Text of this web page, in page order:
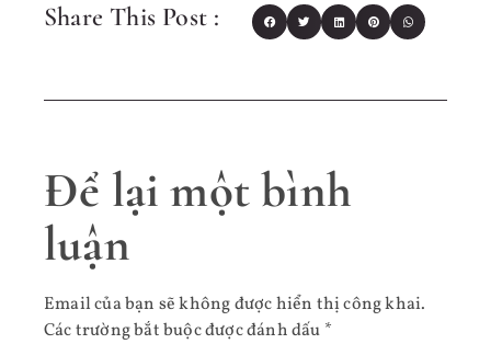
Share This Post :
Để lại một bình
luận
Email của bạn sẽ không được hiển thị công khai.
Các trường bắt buộc được đánh dấu *